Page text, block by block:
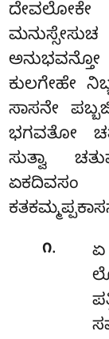
ದೇವಲೋಕೇ
ಅನುಭವನ್ತೋ
ಕುಲಗೇಹೇ
ಸಾಸನೇ
ಭಗವತೋ
ಸುತ್ವಾ
ಏಕದಿವಸಂ
೧.
ಏ